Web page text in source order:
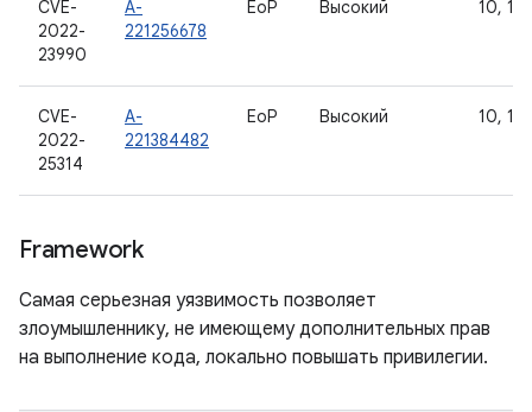
CVE-
2022-
23990
A-
221256678
EoP Высокий 10, 11,
CVE-
2022-
25314
A-
221384482
EoP Высокий 10, 11,
Framework
Самая серьезная уязвимость позволяет
злоумышленнику, не имеющему дополнительных прав
на выполнение кода, локально повышать привилегии.